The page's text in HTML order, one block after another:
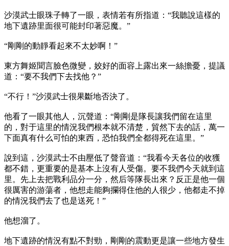
沙漠武士眼珠子轉了一眼，表情若有所指道：“我聽說這樣的
地下遺跡里面很可能封印著惡魔。”
“剛剛的動靜看起來不太妙啊！”
東方舞姬聞言臉色微變，姣好的面容上露出來一絲擔憂，提議
道：“要不我們下去找他？”
“不行！”沙漠武士很果斷地否決了。
他看了一眼其他人，沉聲道：“剛剛是隊長讓我們留在這里
的，對于這里的情況我們根本就不清楚，貿然下去的話，萬一
下面真有什么可怕的東西，恐怕我們全都得死在這里。”
說到這，沙漠武士不由壓低了聲音道：“我看今天各位的收獲
都不錯，更重要的是基本上沒有人受傷。要不我們今天就到這
里。先上去把戰利品分一分，然后等隊長出來？反正是他一個
很厲害的游蕩者，他想走能夠攔得住他的人很少，他都走不掉
的情況我們去了也是送死！”
他想溜了。
地下遺跡的情況有點不對勁，剛剛的震動更是讓一些地方發生